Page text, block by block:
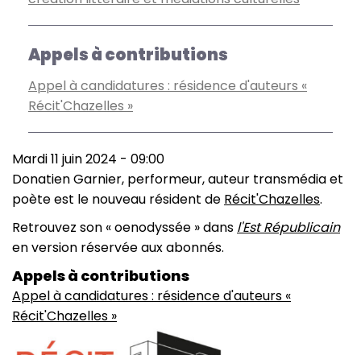
Appels à contributions
Appel à candidatures : résidence d'auteurs «
Récit'Chazelles »
Mardi 11 juin 2024 - 09:00
Donatien Garnier, performeur, auteur transmédia et
poète est le nouveau résident de Récit'Chazelles.
Retrouvez son « oenodyssée » dans l'Est Républicain
en version réservée aux abonnés.
Appels à contributions
Appel à candidatures : résidence d'auteurs «
Récit'Chazelles »
Image